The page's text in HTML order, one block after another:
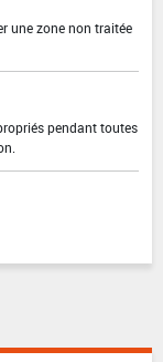
une zone non traitée
pendant toutes